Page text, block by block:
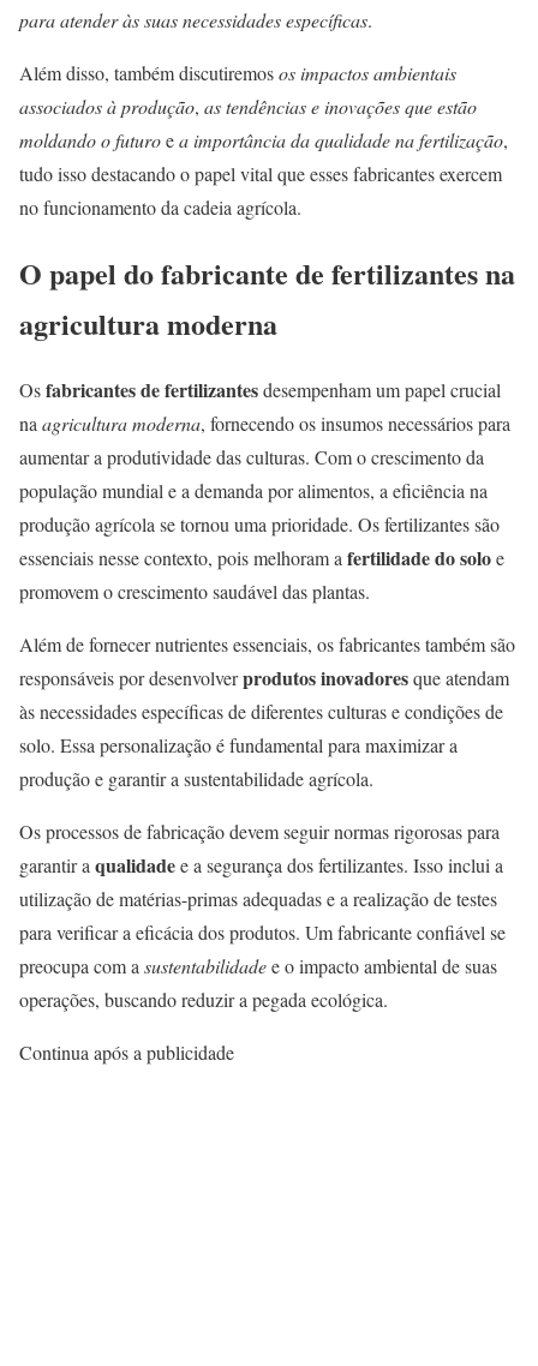
para atender às suas necessidades específicas.
Além disso, também discutiremosos impactos ambientais
associados à produção, as tendências e inovações que estão
moldando o futuroea importância da qualidade na fertilização,
tudo isso destacando o papel vital que esses fabricantes exercem
no funcionamento da cadeia agrícola.
O papel do fabricante de fertilizantes na
agricultura moderna
Osfabricantes de fertilizantesdesempenham um papel crucial
na agricultura moderna, fornecendo os insumos necessários para
aumentar a produtividade das culturas. Com o crescimento da
população mundial e a demanda por alimentos, a eficiência na
produção agrícola se tornou uma prioridade. Os fertilizantes são
essenciais nesse contexto, pois melhoram a fertilidade do soloe
promovem o crescimento saudável das plantas.
Além de fornecer nutrientes essenciais, os fabricantes também são
responsáveis por desenvolverprodutos inovadoresque atendam
às necessidades específicas de diferentes culturas e condições de
solo. Essa personalização é fundamental para maximizar a
produção e garantir a sustentabilidade agrícola.
Os processos de fabricação devem seguir normas rigorosas para
garantir a qualidadee a segurança dos fertilizantes. Isso inclui a
utilização de matérias-primas adequadas e a realização de testes
para verificar a eficácia dos produtos. Um fabricante confiável se
preocupa com a sustentabilidadee o impacto ambiental de suas
operações, buscando reduzir a pegada ecológica.
Continua após a publicidade